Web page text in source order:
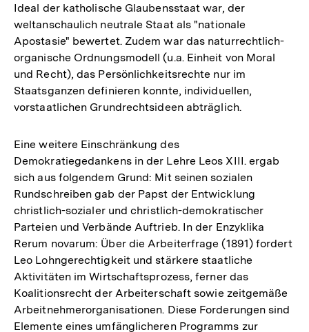
Ideal der katholische Glaubensstaat war, der
weltanschaulich neutrale Staat als "nationale
Apostasie" bewertet. Zudem war das naturrechtlich-
organische Ordnungsmodell (u.a. Einheit von Moral
und Recht), das Persönlichkeitsrechte nur im
Staatsganzen definieren konnte, individuellen,
vorstaatlichen Grundrechtsideen abträglich.
Eine weitere Einschränkung des
Demokratiegedankens in der Lehre Leos XIII. ergab
sich aus folgendem Grund: Mit seinen sozialen
Rundschreiben gab der Papst der Entwicklung
christlich-sozialer und christlich-demokratischer
Parteien und Verbände Auftrieb. In der Enzyklika
Rerum novarum: Über die Arbeiterfrage (1891) fordert
Leo Lohngerechtigkeit und stärkere staatliche
Aktivitäten im Wirtschaftsprozess, ferner das
Koalitionsrecht der Arbeiterschaft sowie zeitgemäße
Arbeitnehmerorganisationen. Diese Forderungen sind
Elemente eines umfänglicheren Programms zur